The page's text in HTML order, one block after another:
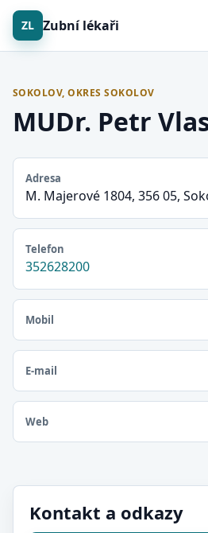
ZL Zubní lékaři
SOKOLOV, OKRES SOKOLOV
MUDr. Petr
Adresa
M. Majerové 1804, 356 05,
Telefon
352628200
Mobil
E-mail
Web
Kontakt a odkazy